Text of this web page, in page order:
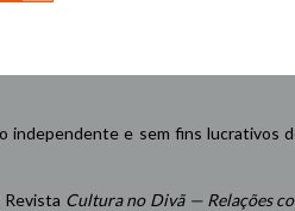
independente e sem fins lucrativos
Cultura no Divã — Relações